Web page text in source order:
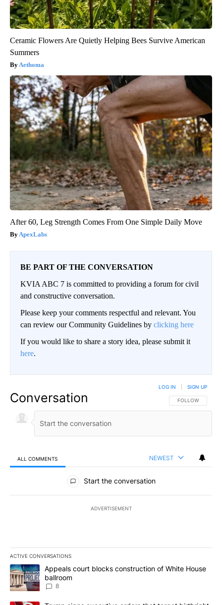
Ceramic Flowers Are Quietly Helping Bees Survive American
Summers
Aethoma
After 60, Leg Strength Comes From One Simple Daily Move
ApexLabs
BE PART OF THE CONVERSATION
KVIA ABC 7 is committed to providing a forum for civil
and constructive conversation.
Please keep your comments respectful and relevant. You
can review our Community Guidelines by clicking here
If you would like to share a story idea, please submit it
here.
Conversation FOLLOW THIS
FOLLOW
LOG IN SIGN UP
ALL COMMENTS NEWEST
All Comments
Start the conversation
ADVERTISEMENT
ACTIVE CONVERSATIONS
The following is a list of the most commented articles in the last
A trending article titled "Appeals court blocks construction of
Appeals court blocks construction of White House
ballroom
8